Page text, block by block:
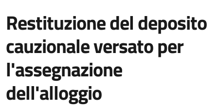
Restituzione del deposito
cauzionale versato per
l'assegnazione
dell'alloggio